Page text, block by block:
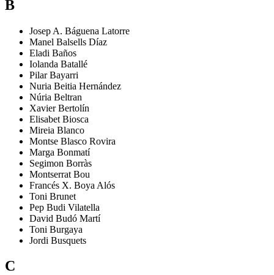
B
Josep A. Báguena Latorre
Manel Balsells Díaz
Eladi Baños
Iolanda Batallé
Pilar Bayarri
Nuria Beitia Hernández
Núria Beltran
Xavier Bertolín
Elisabet Biosca
Mireia Blanco
Montse Blasco Rovira
Marga Bonmatí
Segimon Borràs
Montserrat Bou
Francés X. Boya Alós
Toni Brunet
Pep Budi Vilatella
David Budó Martí
Toni Burgaya
Jordi Busquets
C